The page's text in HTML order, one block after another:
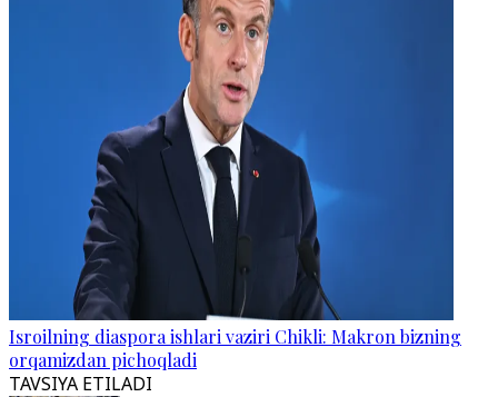
Isroilning diaspora ishlari vaziri Chikli: Makron bizning
orqamizdan pichoqladi
TAVSIYA ETILADI